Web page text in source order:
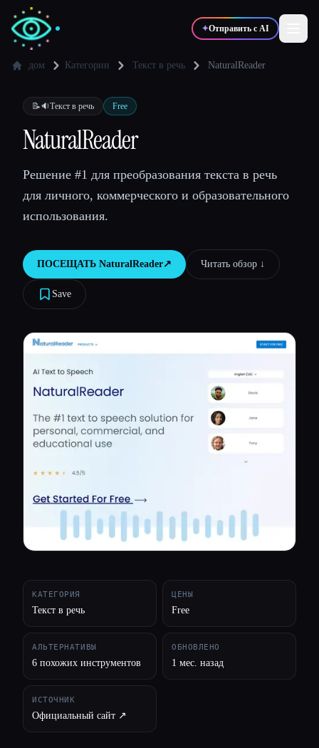
✦Отправить с AI
✍️Писатели
💻
🎓 Студенты 🎬 Креаторы
Блог
Сравнить инструменты
Все категории
дом Категории Текст в речь NaturalReader
📝🔉Текст в речь Free
NaturalReader
Решение #1 для преобразования текста в речь
для личного, коммерческого и образовательного
использования.
ПОСЕЩАТЬ NaturalReader↗︎ Читать обзор ↓︎
Save
КАТЕГОРИЯ
Текст в речь
ЦЕНЫ
Free
АЛЬТЕРНАТИВЫ
6 похожих инструментов
ОБНОВЛЕНО
1 мес. назад
ИСТОЧНИК
Официальный сайт ↗︎